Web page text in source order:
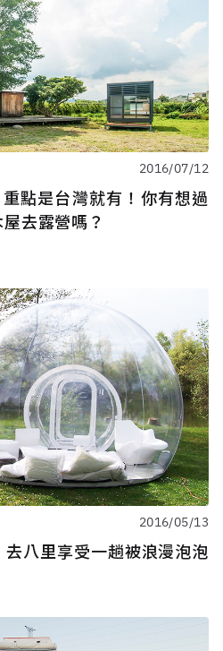
2016/07/12
點是台灣就有！你有想過
去露營嗎？
2016/05/13
八里享受一趟被浪漫泡泡